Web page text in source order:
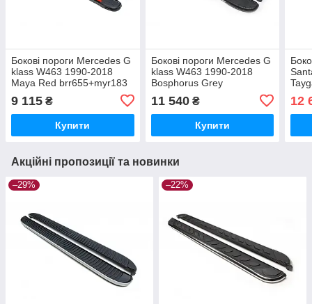
Бокові пороги Mercedes G
klass W463 1990-2018
Maya Red brr655+myr183
9 115 ₴
Купити
Бокові пороги Mercedes G
klass W463 1990-2018
Bosphorus Grey
11 540₴
Купити
12
Акційні пропозиції та новинки
–29% –22%